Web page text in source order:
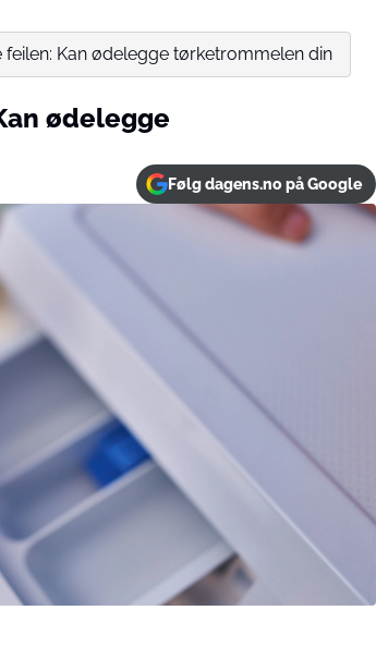
feilen: Kan ødelegge tørketrommelen din
ødelegge
Følg dagens.no på Google